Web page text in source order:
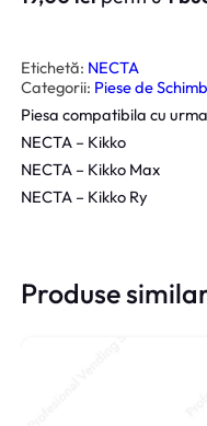
Etichetă: NECTA
Categorii: Piese de Schimb
Piesa compatibila cu
NECTA – Kikko
NECTA – Kikko Max
NECTA – Kikko Ry
Produse